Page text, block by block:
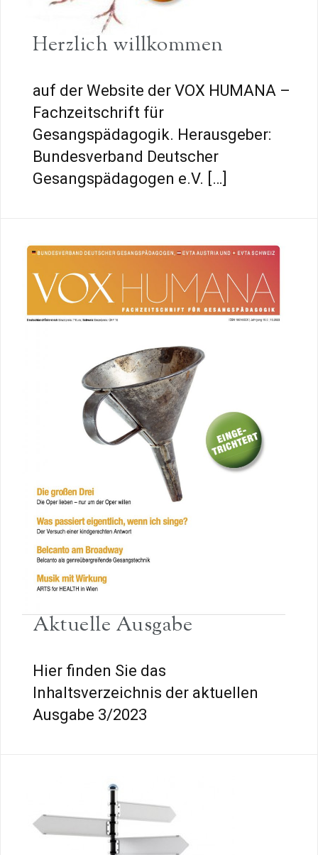
Herzlich willkommen
auf der Website der VOX HUMANA –
Fachzeitschrift für
Gesangspädagogik. Herausgeber:
Bundesverband Deutscher
Gesangspädagogen e.V. […]
Aktuelle Ausgabe
Hier finden Sie das
Inhaltsverzeichnis der aktuellen
Ausgabe 3/2023